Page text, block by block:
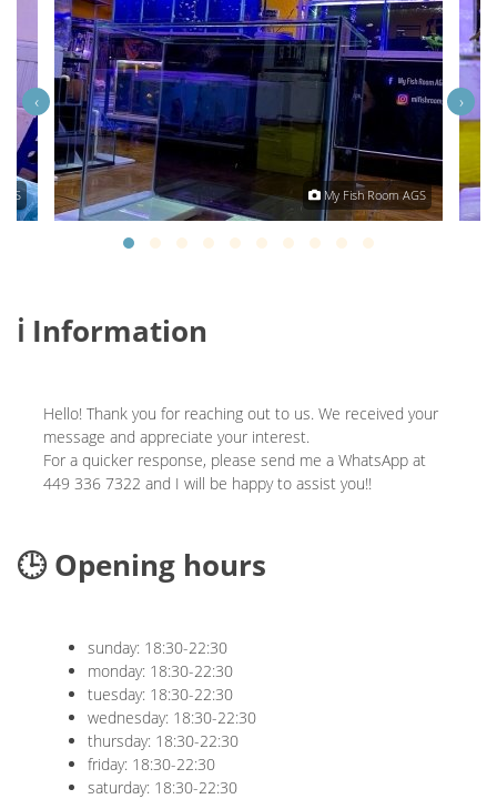
My Fish Room AGS
‹ ›
ℹ️ Information
Hello! Thank you for reaching out to us. We received your
message and appreciate your interest.
For a quicker response, please send me a WhatsApp at
449 336 7322 and I will be happy to assist you!!
🕒 Opening hours
sunday: 18:30-22:30
monday: 18:30-22:30
tuesday: 18:30-22:30
wednesday: 18:30-22:30
thursday: 18:30-22:30
friday: 18:30-22:30
saturday: 18:30-22:30